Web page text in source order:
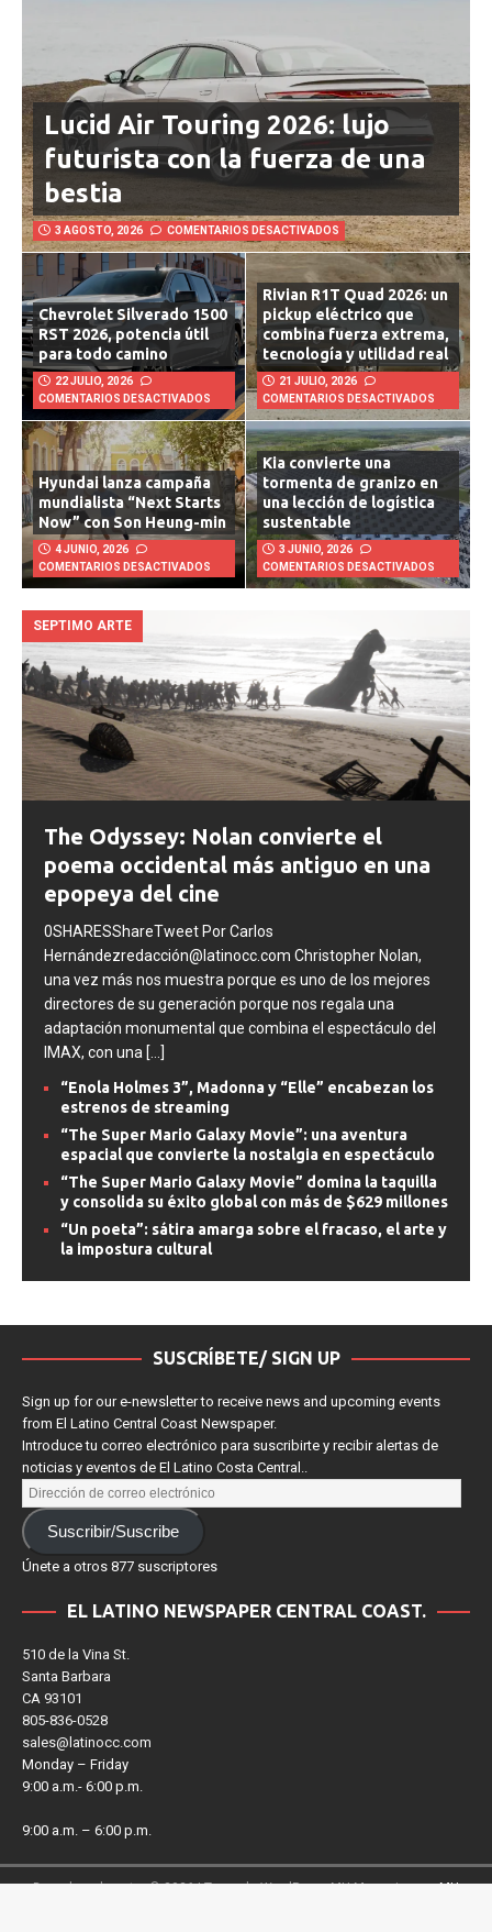
Lucid Air Touring 2026: lujo
futurista con la fuerza de una
bestia
3 AGOSTO, 2026 COMENTARIOS DESACTIVADOS
Chevrolet Silverado 1500
RST 2026, potencia útil
para todo camino
22 JULIO, 2026
COMENTARIOS DESACTIVADOS
Rivian R1T Quad 2026: un
pickup eléctrico que
combina fuerza extrema,
tecnología y utilidad real
21 JULIO, 2026
COMENTARIOS DESACTIVADOS
Hyundai lanza campaña
mundialista “Next Starts
Now” con Son Heung-min
4 JUNIO, 2026
COMENTARIOS DESACTIVADOS
Kia convierte una
tormenta de granizo en
una lección de logística
sustentable
3 JUNIO, 2026
COMENTARIOS DESACTIVADOS
SEPTIMO ARTE
The Odyssey: Nolan convierte el
poema occidental más antiguo en una
epopeya del cine
0SHARESShareTweet Por Carlos
Hernándezredacción@latinocc.com Christopher Nolan,
una vez más nos muestra porque es uno de los mejores
directores de su generación porque nos regala una
adaptación monumental que combina el espectáculo del
[...]
“Enola Holmes 3”, Madonna y “Elle” encabezan los
estrenos de streaming
“The Super Mario Galaxy Movie”: una aventura
espacial que convierte la nostalgia en espectáculo
“The Super Mario Galaxy Movie” domina la taquilla
y consolida su éxito global con más de $629 millones
“Un poeta”: sátira amarga sobre el fracaso, el arte y
la impostura cultural
SUSCRÍBETE/ SIGN UP
Sign up for our e-newsletter to receive news and upcoming events
from El Latino Central Coast Newspaper.
Introduce tu correo electrónico para suscribirte y recibir alertas de
noticias y eventos de El Latino Costa Central..
Únete a otros 877 suscriptores
510 de la Vina St.
Santa Barbara
CA 93101
805-836-0528
sales@latinocc.com
Monday – Friday
9:00 a.m.- 6:00 p.m.
9:00 a.m. – 6:00 p.m.